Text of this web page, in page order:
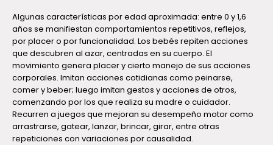
Algunas características por edad aproximada: entre 0 y 1,6
años se manifiestan comportamientos repetitivos, reflejos,
por placer o por funcionalidad. Los bebés repiten acciones
que descubren al azar, centradas en su cuerpo. El
movimiento genera placer y cierto manejo de sus acciones
corporales. Imitan acciones cotidianas como peinarse,
comer y beber; luego imitan gestos y acciones de otros,
comenzando por los que realiza su madre o cuidador.
Recurren a juegos que mejoran su desempeño motor como
arrastrarse, gatear, lanzar, brincar, girar, entre otras
repeticiones con variaciones por causalidad.